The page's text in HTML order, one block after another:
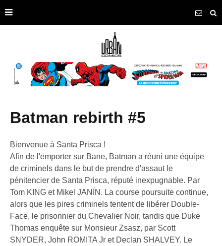
batman rebirth #5
Bienvenue à Santa Prisca !
Afin de l'emporter sur Bane, Batman a réuni une équipe
de criminels dans le but de prendre d'assaut le
pénitencier de Santa Prisca, réputé inexpugnable. Par
Tom KING et Mikel JANÍN. La course poursuite continue,
alors que les pires criminels tentent de libérer Double-
Face, le prisonnier du Chevalier Noir, tandis que Duke
Thomas enquête sur Monsieur Zsasz, par Scott
SNYDER, John ROMITA Jr et Declan SHALVEY. Le